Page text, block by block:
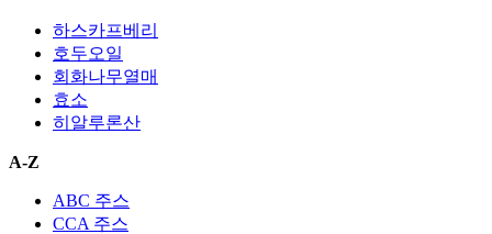
하스카프베리
호두오일
회화나무열매
효소
히알루론산
A-Z
ABC 주스
CCA 주스